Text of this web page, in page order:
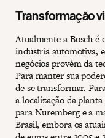
Transformação
Atualmente a Bosch
indústria automotiva,
negócios provém da
Para manter sua
de se transformar.
a localização da
para Nuremberg e a
Brasil, embora os